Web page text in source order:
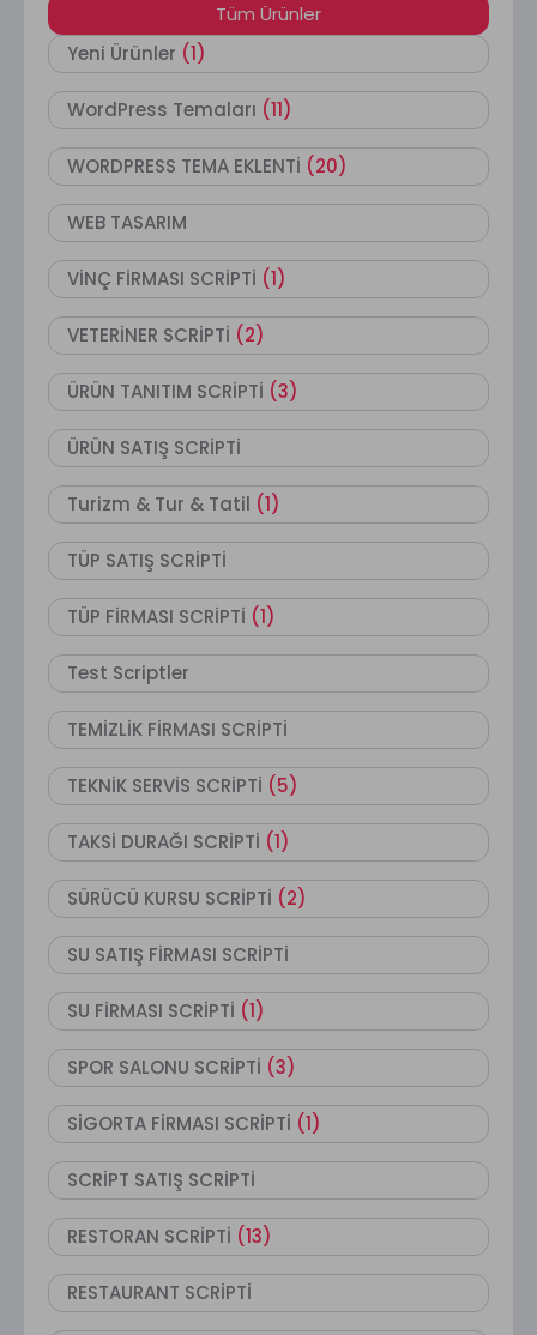
Tüm Ürünler
Yeni Ürünler (1)
WordPress Temaları (11)
WORDPRESS TEMA EKLENTİ (20)
WEB TASARIM
VİNÇ FİRMASI SCRİPTİ (1)
VETERİNER SCRİPTİ (2)
ÜRÜN TANITIM SCRİPTİ (3)
ÜRÜN SATIŞ SCRİPTİ
Turizm & Tur & Tatil (1)
TÜP SATIŞ SCRİPTİ
TÜP FİRMASI SCRİPTİ (1)
Test Scriptler
TEMİZLİK FİRMASI SCRİPTİ
TEKNİK SERVİS SCRİPTİ (5)
TAKSİ DURAĞI SCRİPTİ (1)
SÜRÜCÜ KURSU SCRİPTİ (2)
SU SATIŞ FİRMASI SCRİPTİ
SU FİRMASI SCRİPTİ (1)
SPOR SALONU SCRİPTİ (3)
SİGORTA FİRMASI SCRİPTİ (1)
SCRİPT SATIŞ SCRİPTİ
RESTORAN SCRİPTİ (13)
RESTAURANT SCRİPTİ